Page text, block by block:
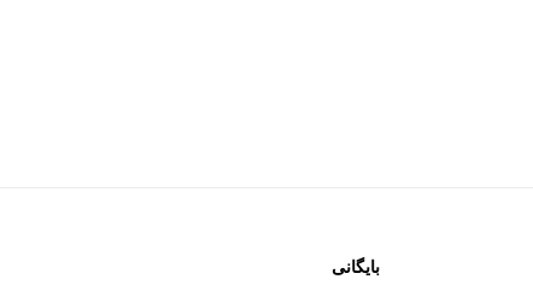
بایگانی